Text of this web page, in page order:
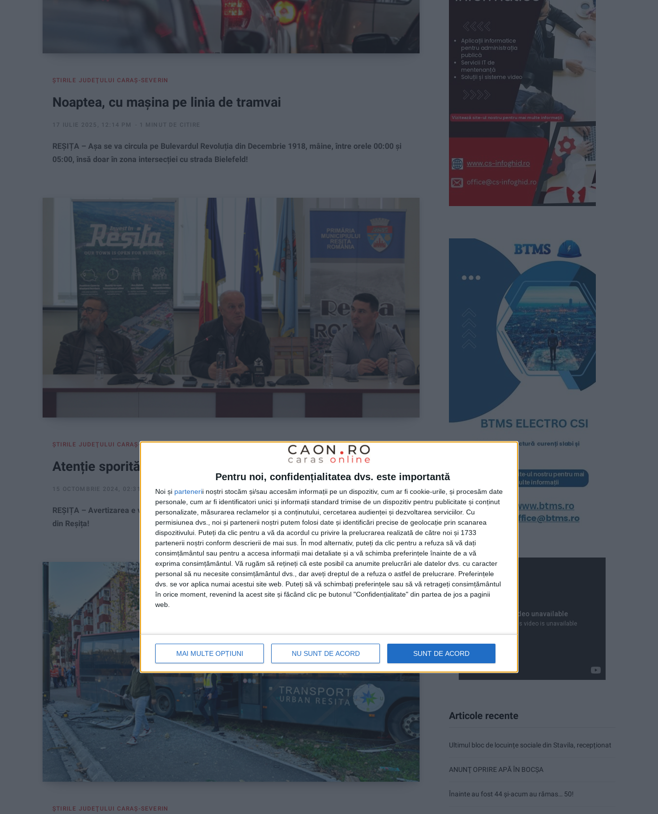
Pentru noi, confidențialitatea dvs. este importantă
Noi și partenerii noștri stocăm și/sau accesăm informații pe un dispozitiv, cum ar fi cookie-urile, și procesăm date
personale, cum ar fi identificatori unici și informații standard trimise de un dispozitiv pentru publicitate și conținut
personalizate, măsurarea reclamelor și a conținutului, cercetarea audienței și dezvoltarea serviciilor. Cu
permisiunea dvs., noi și partenerii noștri putem folosi date și identificări precise de geolocație prin scanarea
dispozitivului. Puteți da clic pentru a vă da acordul cu privire la prelucrarea realizată de către noi și 1733
partenerii noștri conform descrierii de mai sus. În mod alternativ, puteți da clic pentru a refuza să vă dați
consimțământul sau pentru a accesa informații mai detaliate și a vă schimba preferințele înainte de a vă
exprima consimțământul. Vă rugăm să rețineți că este posibil ca anumite prelucrări ale datelor dvs. cu caracter
personal să nu necesite consimțământul dvs., dar aveți dreptul de a refuza o astfel de prelucrare. Preferințele
dvs. se vor aplica numai acestui site web. Puteți să vă schimbați preferințele sau să vă retrageți consimțământul
în orice moment, revenind la acest site și făcând clic pe butonul "Confidențialitate" din partea de jos a paginii
web.
MAI MULTE OPȚIUNI NU SUNT DE ACORD SUNT DE ACORD
ŞTIRILE JUDEŢULUI CARAŞ-SEVERIN
Noaptea, cu mașina pe linia de tramvai
17 IULIE 2025, 12:14 PM 1 MINUT DE CITIRE
REȘIȚA – Așa se va circula pe Bulevardul Revoluția din Decembrie 1918, mâine, între orele 00:00 și
05:00, însă doar în zona intersecției cu strada Bielefeld!
ŞTIRILE JUDEŢULUI CARAŞ-SEVERIN
Atenție sporită când virați la stânga!
15 OCTOMBRIE 2024, 02:31 PM 3 MINUTE DE CITIRE
REȘIȚA – Avertizarea e valabilă atât în general, cât mai ales în trafic, pe Bd. Revoluția din Decembrie
din Reșița!
ŞTIRILE JUDEŢULUI CARAŞ-SEVERIN
Articole recente
Ultimul bloc de locuințe sociale din Stavila, recepționat
ANUNŢ OPRIRE APĂ ÎN BOCȘA
Înainte au fost 44 și-acum au rămas… 50!